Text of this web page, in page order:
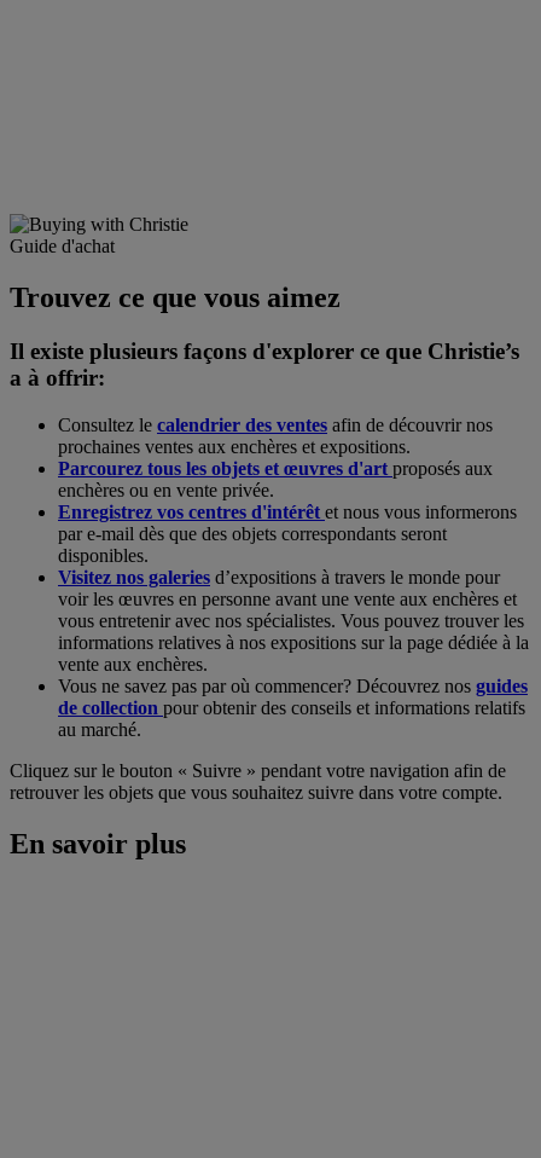
Guide d'achat
Trouvez ce que vous aimez
Il existe plusieurs façons d'explorer ce que Christie’s
a à offrir:
Consultez le calendrier des ventes afin de découvrir nos
prochaines ventes aux enchères et expositions.
Parcourez tous les objets et œuvres d'art proposés aux
enchères ou en vente privée.
Enregistrez vos centres d'intérêt et nous vous informerons
par e-mail dès que des objets correspondants seront
disponibles.
Visitez nos galeries d’expositions à travers le monde pour
voir les œuvres en personne avant une vente aux enchères et
vous entretenir avec nos spécialistes. Vous pouvez trouver les
informations relatives à nos expositions sur la page dédiée à la
vente aux enchères.
Vous ne savez pas par où commencer? Découvrez nos guides
de collection pour obtenir des conseils et informations relatifs
au marché.
Cliquez sur le bouton « Suivre » pendant votre navigation afin de
retrouver les objets que vous souhaitez suivre dans votre compte.
En savoir plus